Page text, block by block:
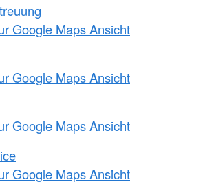
Google Maps Ansicht
Google Maps Ansicht
Google Maps Ansicht
Google Maps Ansicht